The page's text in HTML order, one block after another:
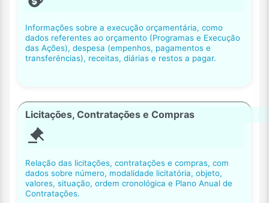
Informações sobre a execução orçamentária, como
dados referentes ao orçamento (Programas e Execução
das Ações), despesa (empenhos, pagamentos e
transferências), receitas, diárias e restos a pagar.
Licitações, Contratações e Compras
Relação das licitações, contratações e compras, com
dados sobre número, modalidade licitatória, objeto,
valores, situação, ordem cronológica e Plano Anual de
Contratações.